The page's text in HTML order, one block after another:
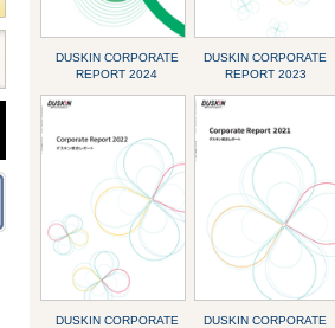
DUSKIN CORPORATE
REPORT 2024
DUSKIN CORPORATE
REPORT 2023
DUSKIN CORPORATE
DUSKIN CORPORATE